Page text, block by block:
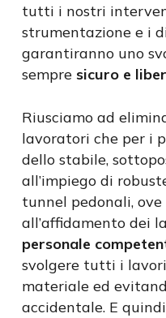
tutti i nostri
strumentazione e i
garantiranno uno
sempre sicuro e
Riusciamo ad
lavoratori che per i
dello stabile,
all’impiego di
tunnel pedonali,
all’affidamento dei
personale
svolgere tutti i
materiale ed
accidentale. E